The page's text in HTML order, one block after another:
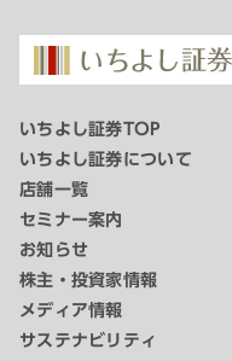
いちよし証券TOP
いちよし証券について
店舗一覧
セミナー案内
お知らせ
株主・投資家情報
メディア情報
サステナビリティ